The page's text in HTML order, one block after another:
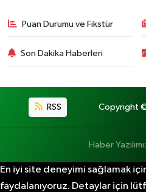
Puan Durumu ve Fikstür
Son Dakika Haberleri
RSS Copyright ©
Haber Yazılımı:
En iyi site deneyimi sağlamak
faydalanıyoruz. Detaylar için